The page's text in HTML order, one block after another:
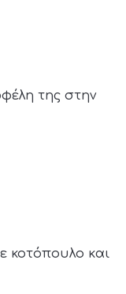
της στην
κοτόπουλο και